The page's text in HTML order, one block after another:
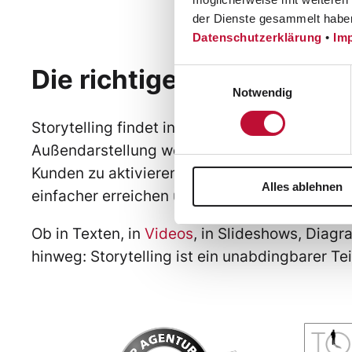
der Dienste gesammelt
Datenschutzerklärung •
Einwilligungsauswahl
Notwendig
Alles ablehnen
Die richtige Geschichte
Storytelling findet in heutiger
Außendarstellung werden Geschichten
Kunden zu aktivieren, zu emotionalisieren,
einfacher erreichen und langfristig im
Ob in Texten, in Videos, in Slideshows,
hinweg: Storytelling ist ein unabdingbarer